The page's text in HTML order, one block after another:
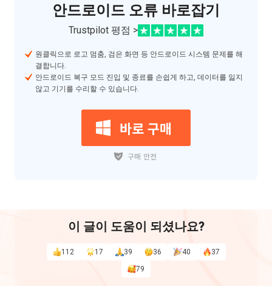
안드로이드 오류 바로잡기
Trustpilot 평점 >
원클릭으로 로고 멈춤, 검은 화면 등 안드로이드 시스템 문제를 해
결합니다.
안드로이드 복구 모드 진입 및 종료를 손쉽게 하고, 데이터를 잃지
않고 기기를 수리할 수 있습니다.
이 글이 도움이 되셨나요?
112 17 39 36 40
37
79